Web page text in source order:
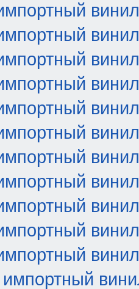
винил
винил
винил
винил
винил
винил
винил
винил
винил
винил
винил